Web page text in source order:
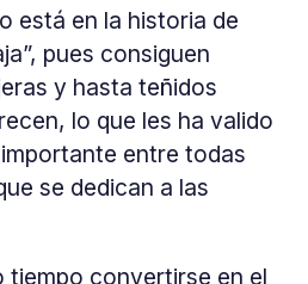
está en la historia de
pues consiguen
y hasta teñidos
lo que les ha valido
entre todas
se dedican a las
tiempo convertirse en el